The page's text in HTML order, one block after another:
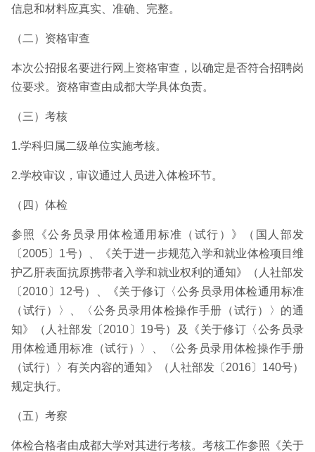
信息和材料应真实、准确、完整。
（二）资格审查
本次公招报名要进行网上资格审查，以确定是否符合招聘岗
位要求。资格审查由成都大学具体负责。
（三）考核
1.学科归属二级单位实施考核。
2.学校审议，审议通过人员进入体检环节。
（四）体检
参照《公务员录用体检通用标准（试行）》（国人部发
〔2005〕1号）、《关于进一步规范入学和就业体检项目维
护乙肝表面抗原携带者入学和就业权利的通知》（人社部发
〔2010〕12号）、《关于修订〈公务员录用体检通用标准
（试行）〉、〈公务员录用体检操作手册（试行）〉的通
知》（人社部发〔2010〕19号）及《关于修订〈公务员录
用体检通用标准（试行）〉、〈公务员录用体检操作手册
（试行）〉有关内容的通知》（人社部发〔2016〕140号）
规定执行。
（五）考察
体检合格者由成都大学对其进行考核。考核工作参照《关于